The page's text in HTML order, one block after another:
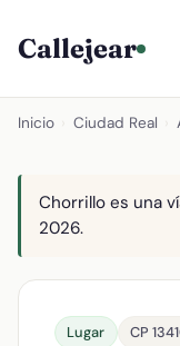
Callejear
Inicio Ciudad Real
Chorrillo es una
2026.
Lugar CP